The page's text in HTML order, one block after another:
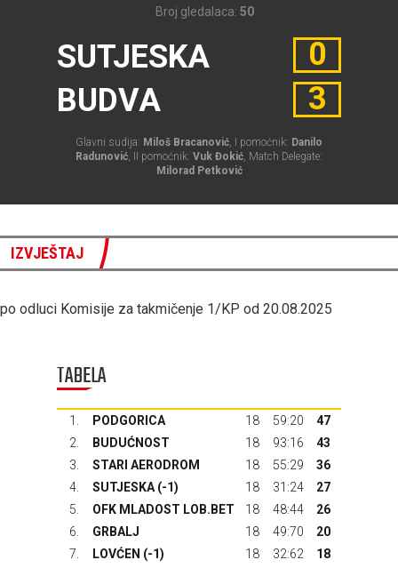
Broj gledalaca: 50
SUTJESKA
BUDVA
0
3
Glavni sudija: Miloš Bracanović, I pomoćnik: Danilo
Radunović, II pomoćnik: Vuk Đokić, Match Delegate:
Milorad Petković
IZVJEŠTAJ
po odluci Komisije za takmičenje 1/KP od 20.08.2025
TABELA
1. PODGORICA 18 59:20
47
2.
BUDUĆNOST 18 93:16
43
3.
STARI AERODROM 18 55:29
36
4.
SUTJESKA (-1) 18 31:24
27
5.
OFK MLADOST LOB.BET 18 48:44
26
6.
GRBALJ 18 49:70
20
7.
LOVĆEN (-1) 18 32:62
18